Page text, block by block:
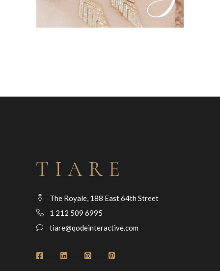
The Royale, 188 East 64th Street
1 212 509 6995
tiare@qodeinteractive.com